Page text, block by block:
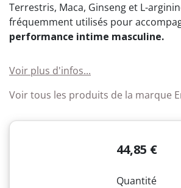
Terrestris, Maca, Ginseng et L-
fréquemment utilisés pour
performance intime masculine.
Voir plus d'infos...
Voir tous les produits de la marque
44,85 €
Quantité